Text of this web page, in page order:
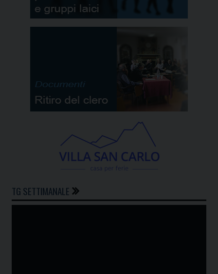
TG SETTIMANALE